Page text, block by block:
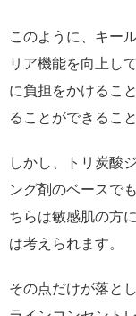
このように、キー
リア機能を向上し
に負担をかけるこ
ることができるこ
しかし、トリ炭酸
ング剤のベースで
ちらは敏感肌の方
は考えられます。
その点だけが落と